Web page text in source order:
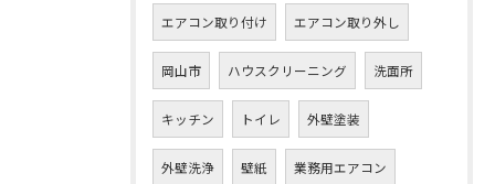
エアコン取り付け エアコン取り外し
岡山市 ハウスクリーニング 洗面所
キッチン トイレ 外壁塗装
外壁洗浄 壁紙 業務用エアコン